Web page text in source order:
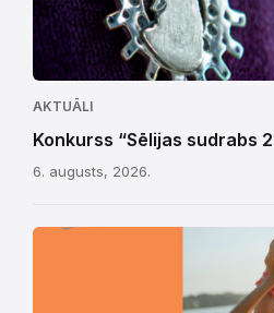
AKTUĀLI
Konkurss “Sēlijas sudrabs
6. augusts, 2026.